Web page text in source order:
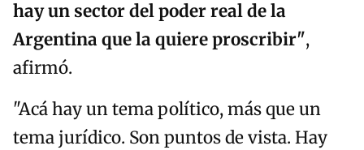
hay un sector del poder real de la
Argentina que la quiere proscribir",
afirmó.
"Acá hay un tema político, más que un
tema jurídico. Son puntos de vista. Hay